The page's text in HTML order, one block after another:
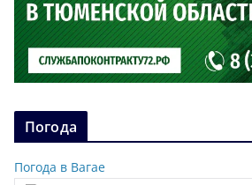
Погода
Погода в Вагае